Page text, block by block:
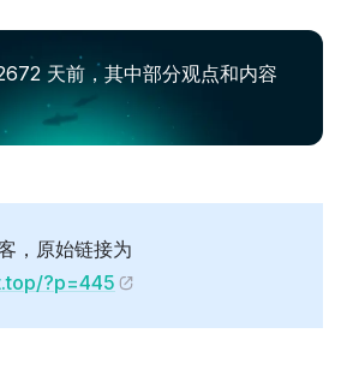
天前，其中部分观点和内容
，原始链接为
?p=445